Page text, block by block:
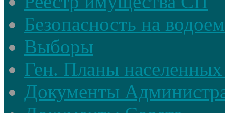
Безопасность на
Выборы
Ген. Планы
Документы